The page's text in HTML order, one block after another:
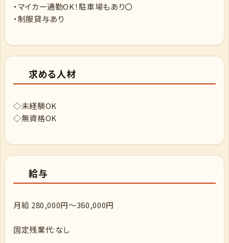
・マイカー通勤OK！駐車場もあり〇
・制服貸与あり
求める人材
◇未経験OK
◇無資格OK
給与
月給 280,000円～360,000円
固定残業代:なし